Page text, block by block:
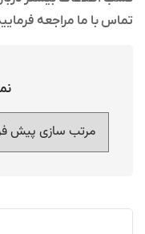
تماس با ما مراجعه